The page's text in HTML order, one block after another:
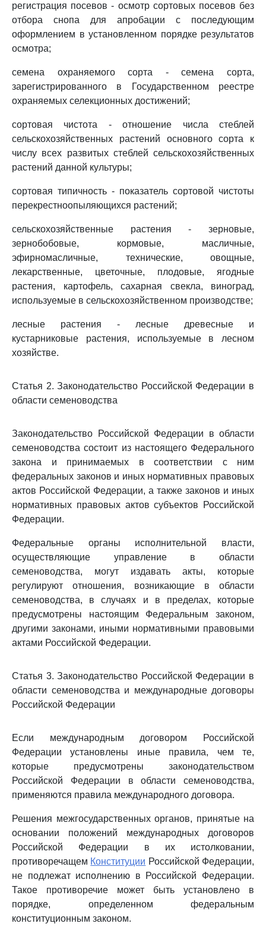
регистрация посевов - осмотр сортовых посевов без
отбора снопа для апробации с последующим
оформлением в установленном порядке результатов
осмотра;
семена охраняемого сорта - семена сорта,
зарегистрированного в Государственном реестре
охраняемых селекционных достижений;
сортовая чистота - отношение числа стеблей
сельскохозяйственных растений основного сорта к
числу всех развитых стеблей сельскохозяйственных
растений данной культуры;
сортовая типичность - показатель сортовой чистоты
перекрестноопыляющихся растений;
сельскохозяйственные растения - зерновые,
зернобобовые, кормовые, масличные,
эфирномасличные, технические, овощные,
лекарственные, цветочные, плодовые, ягодные
растения, картофель, сахарная свекла, виноград,
используемые в сельскохозяйственном производстве;
лесные растения - лесные древесные и
кустарниковые растения, используемые в лесном
хозяйстве.
Статья 2. Законодательство Российской Федерации в
области семеноводства
Законодательство Российской Федерации в области
семеноводства состоит из настоящего Федерального
закона и принимаемых в соответствии с ним
федеральных законов и иных нормативных правовых
актов Российской Федерации, а также законов и иных
нормативных правовых актов субъектов Российской
Федерации.
Федеральные органы исполнительной власти,
осуществляющие управление в области
семеноводства, могут издавать акты, которые
регулируют отношения, возникающие в области
семеноводства, в случаях и в пределах, которые
предусмотрены настоящим Федеральным законом,
другими законами, иными нормативными правовыми
актами Российской Федерации.
Статья 3. Законодательство Российской Федерации в
области семеноводства и международные договоры
Российской Федерации
Если международным договором Российской
Федерации установлены иные правила, чем те,
которые предусмотрены законодательством
Российской Федерации в области семеноводства,
применяются правила международного договора.
Решения межгосударственных органов, принятые на
основании положений международных договоров
Российской Федерации в их истолковании,
противоречащем Конституции Российской Федерации,
не подлежат исполнению в Российской Федерации.
Такое противоречие может быть установлено в
порядке, определенном федеральным
конституционным законом.